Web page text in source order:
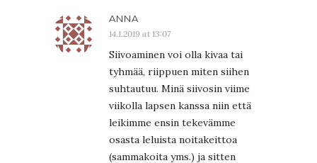
ANNA
14.1.2019 at 13:07
Siivoaminen voi olla kivaa tai
tyhmää, riippuen miten siihen
suhtautuu. Minä siivosin viime
viikolla lapsen kanssa niin että
leikimme ensin tekevämme
osasta leluista noitakeittoa
(sammakoita yms.) ja sitten